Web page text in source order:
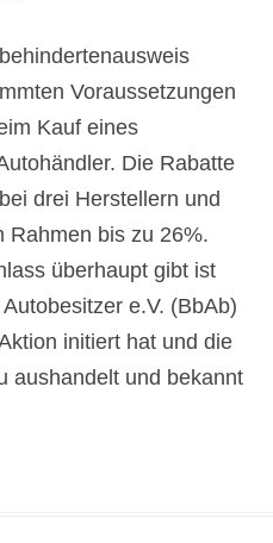
Voraussetzungen
Kauf eines
Die Rabatte
drei Herstellern und
Rahmen bis zu 26%.
überhaupt gibt ist
e.V. (BbAb)
initiert hat und die
aushandelt und bekannt
Behinderten-Rabatte